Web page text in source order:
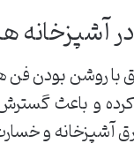
در
روشن بودن فن
و باعث
آشپزخانه و